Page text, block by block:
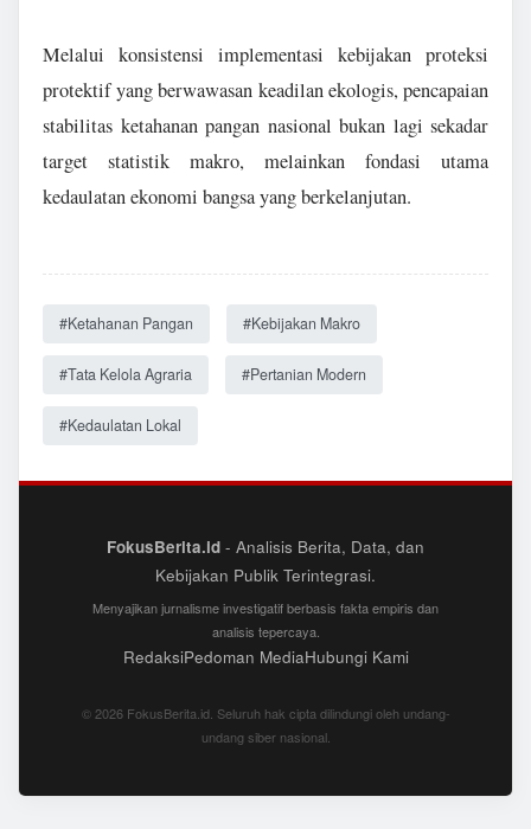
Melalui konsistensi implementasi kebijakan proteksi
protektif yang berwawasan keadilan ekologis, pencapaian
stabilitas ketahanan pangan nasional bukan lagi sekadar
target statistik makro, melainkan fondasi utama
kedaulatan ekonomi bangsa yang berkelanjutan.
#Ketahanan Pangan #Kebijakan Makro
#Tata Kelola Agraria #Pertanian Modern
#Kedaulatan Lokal
FokusBerita.id - Analisis Berita, Data, dan
Kebijakan Publik Terintegrasi.
Menyajikan jurnalisme investigatif berbasis fakta empiris dan
analisis tepercaya.
RedaksiPedoman MediaHubungi Kami
© 2026 FokusBerita.id. Seluruh hak cipta dilindungi oleh undang-
undang siber nasional.